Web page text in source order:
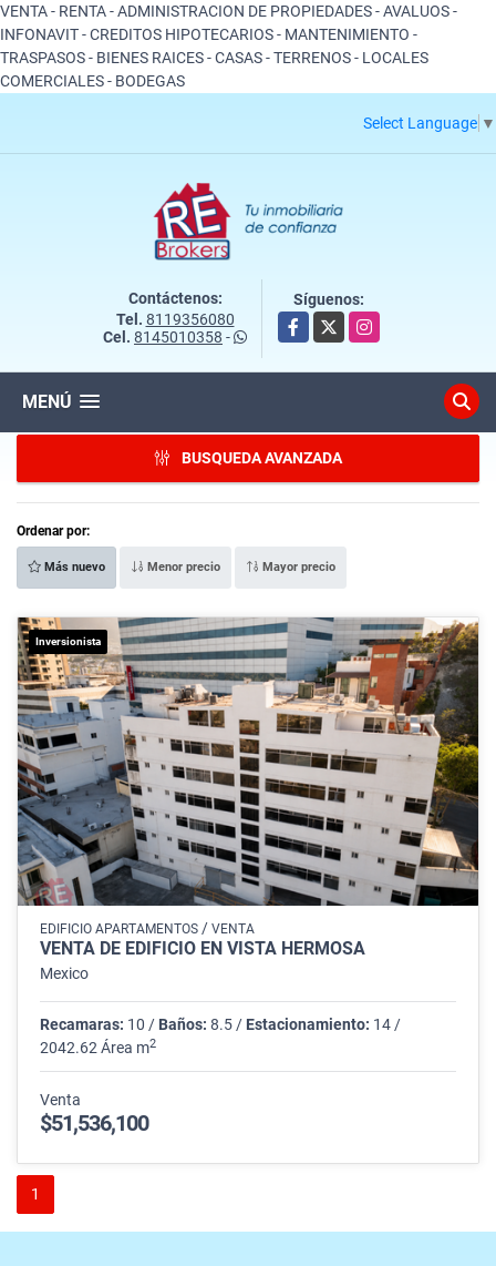
VENTA - RENTA - ADMINISTRACION DE PROPIEDADES - AVALUOS -
INFONAVIT - CREDITOS HIPOTECARIOS - MANTENIMIENTO -
TRASPASOS - BIENES RAICES - CASAS - TERRENOS - LOCALES
COMERCIALES - BODEGAS
Select Language ▼
Contáctenos:
Tel. 8119356080
Cel. 8145010358 -
Síguenos:
Facebook
X Instagram
MENÚ
BUSQUEDA AVANZADA
Ordenar por:
Más nuevo Menor precio Mayor precio
Inversionista
EDIFICIO APARTAMENTOS / VENTA
VENTA DE EDIFICIO EN VISTA HERMOSA
Mexico
Recamaras: 10 / Baños: 8.5 / Estacionamiento: 14 /
2042.62 Área m2
Venta
$51,536,100
1